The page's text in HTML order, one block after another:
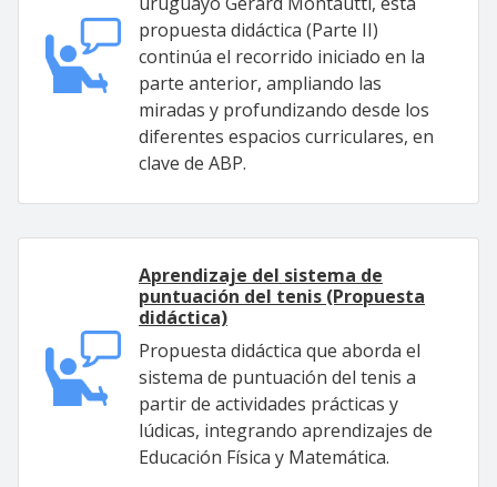
propuesta didáctica (Parte II)
continúa el recorrido iniciado en la
parte anterior, ampliando las
miradas y profundizando desde los
diferentes espacios curriculares, en
clave de ABP.
Aprendizaje del sistema de
puntuación del tenis (Propuesta
didáctica)
Propuesta didáctica que aborda el
sistema de puntuación del tenis a
partir de actividades prácticas y
lúdicas, integrando aprendizajes de
Educación Física y Matemática.